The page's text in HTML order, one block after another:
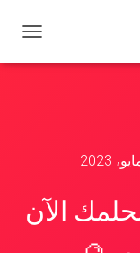
ب
لالآن